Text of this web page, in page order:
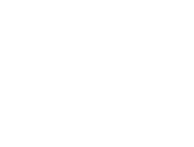
پایگاه رتبه‌بندی تایمز که از
علمی، و چشم‌انداز بین‌المللی